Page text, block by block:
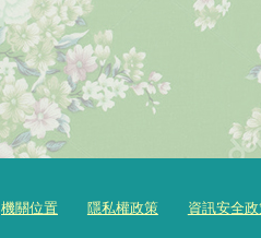
機關位置 隱私權政策 資訊安全